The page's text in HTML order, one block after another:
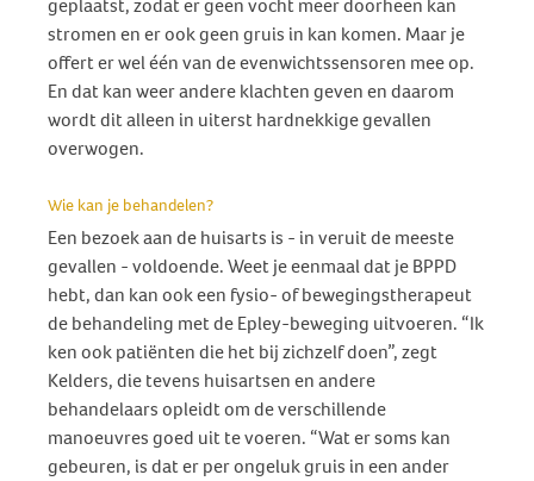
geplaatst, zodat er geen vocht meer doorheen kan
stromen en er ook geen gruis in kan komen. Maar je
offert er wel één van de evenwichtssensoren mee op.
En dat kan weer andere klachten geven en daarom
wordt dit alleen in uiterst hardnekkige gevallen
overwogen.
Wie kan je behandelen?
Een bezoek aan de huisarts is - in veruit de meeste
gevallen - voldoende. Weet je eenmaal dat je BPPD
hebt, dan kan ook een fysio- of bewegingstherapeut
de behandeling met de Epley-beweging uitvoeren. “Ik
ken ook patiënten die het bij zichzelf doen”, zegt
Kelders, die tevens huisartsen en andere
behandelaars opleidt om de verschillende
manoeuvres goed uit te voeren. “Wat er soms kan
gebeuren, is dat er per ongeluk gruis in een ander